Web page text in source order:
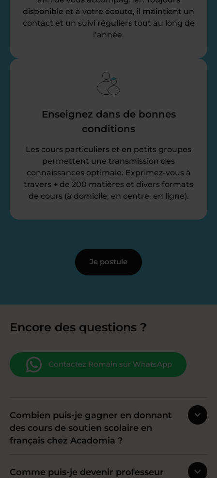
disponible et à votre écoute, il maintient un
contact et un suivi réguliers tout au long de
l’année.
Enseignez dans de bonnes
conditions
Les cours particuliers et en petits groupes
permettent une transmission des
connaissances optimale. Exprimez-vous à
travers + de 200 matières et divers formats
de cours (à domicile, en centre, en ligne).
Je postule
Encore des questions ?
Contactez Romain sur WhatsApp
Combien puis-je gagner en donnant
des cours de soutien scolaire en
français chez Acadomia ?
Comme puis-je devenir professeur